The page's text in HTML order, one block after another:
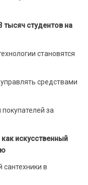
тысяч студентов на
становятся
средствами
за
искусственный
в